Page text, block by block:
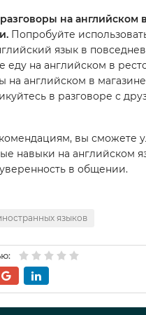
на английском в
Попробуйте
язык в
еду на английском в
на английском в
в разговоре с
вы сможете
навыки на английском
в общении.
языков